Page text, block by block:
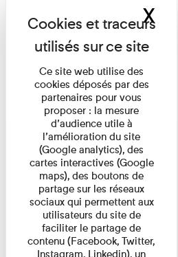
Ce site web utilise des
cookies déposés par des
partenaires pour vous
proposer : la mesure
d’audience utile à
l’amélioration du site
(Google analytics), des
cartes interactives (Google
maps), des boutons de
partage sur les réseaux
sociaux qui permettent aux
utilisateurs du site de
faciliter le partage de
contenu (Facebook, Twitter,
Instagram, Linkedin), un
X